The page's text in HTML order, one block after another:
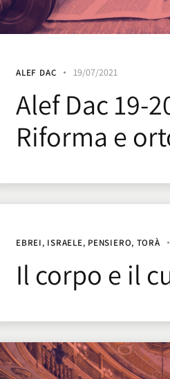
ALEF DAC 19/07/2021
Alef Dac 19-
Riforma e
EBREI, ISRAELE, PENSIERO, TORÀ
Il corpo e il